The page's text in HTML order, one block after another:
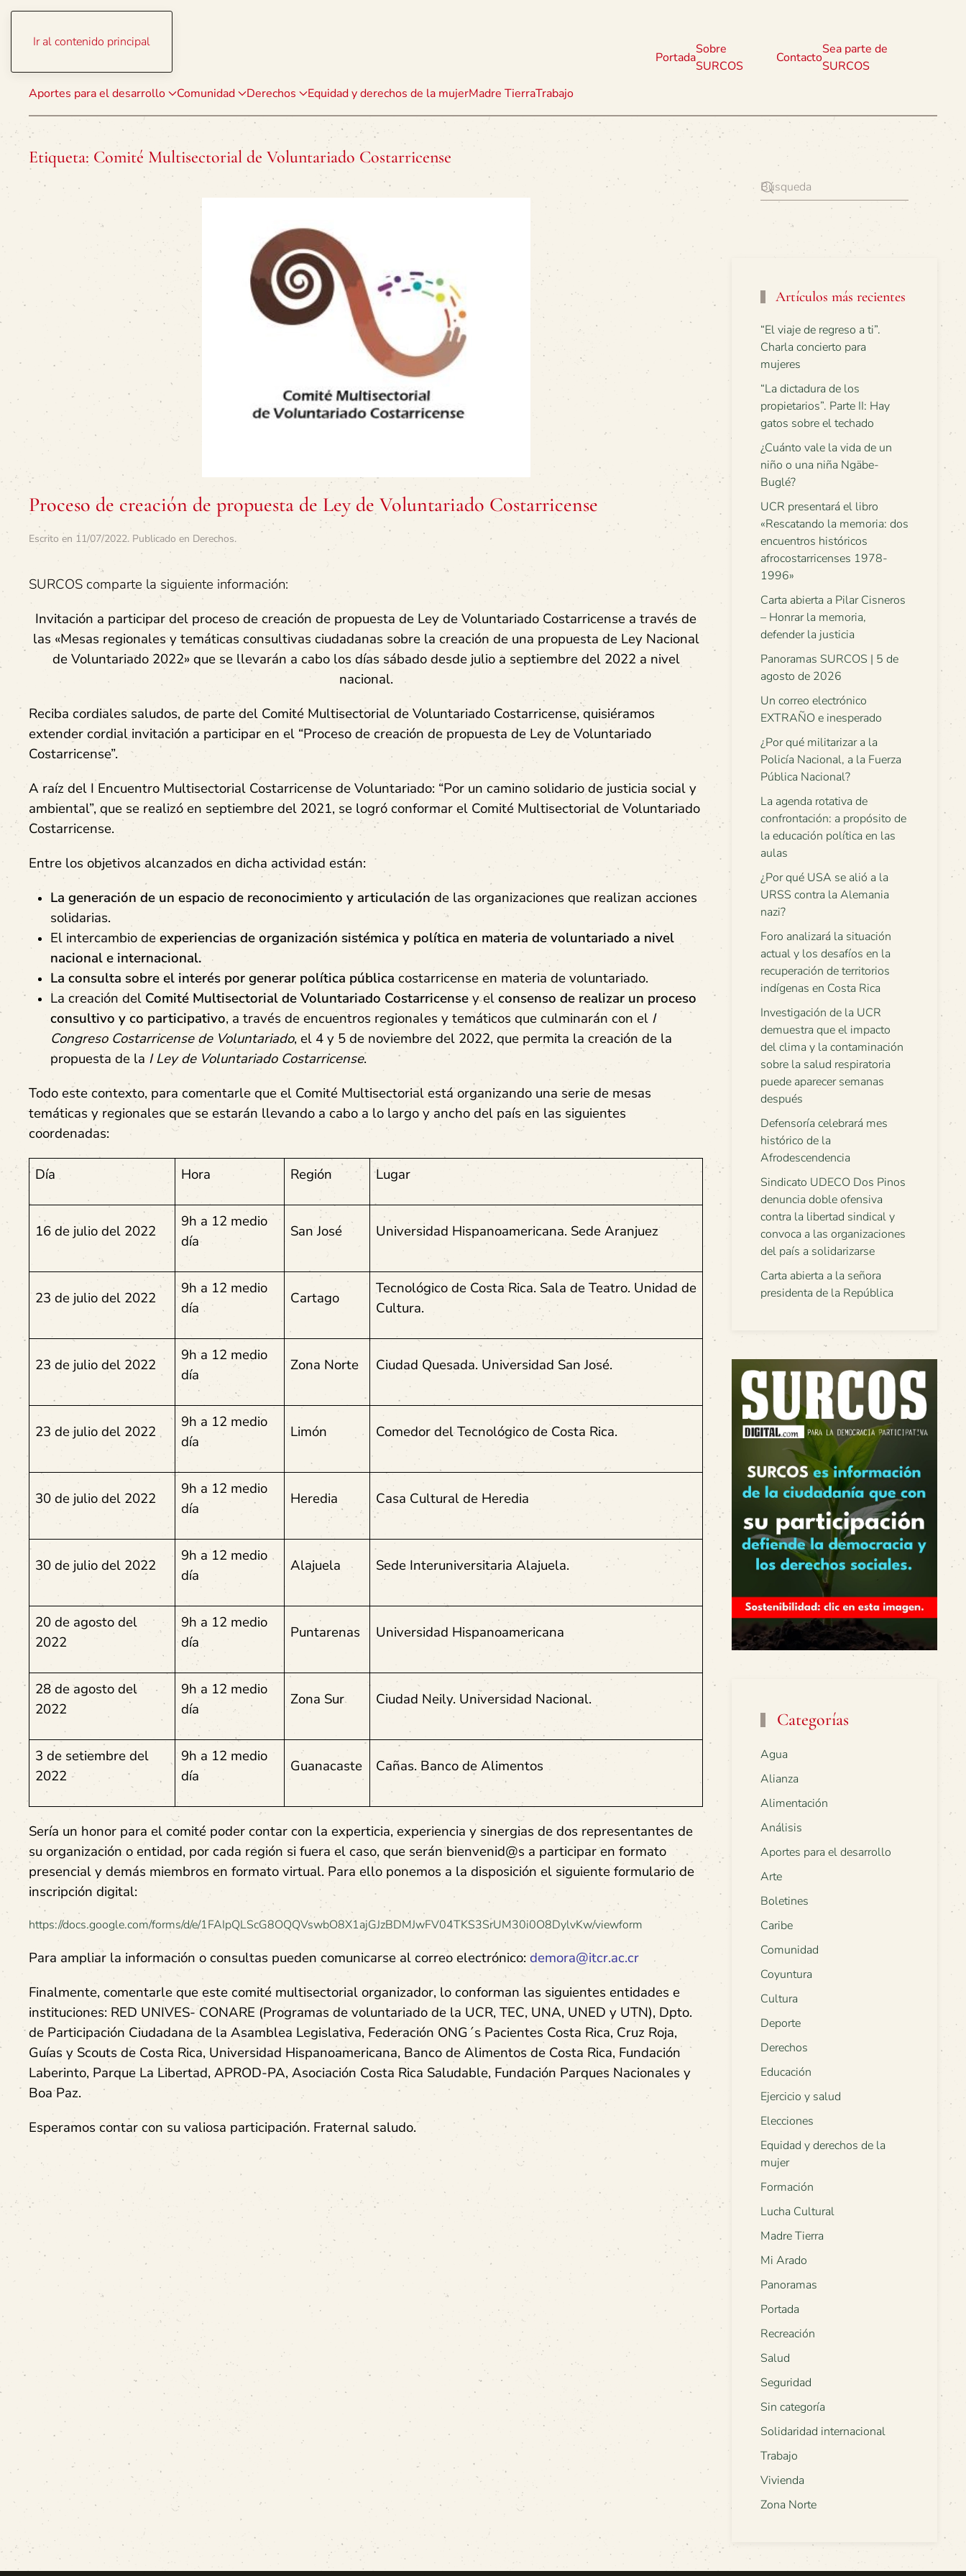
Ir al contenido principal
Aportes para el desarrollo Comunidad Derechos Equidad y derechos de la mujerMadre TierraTrabajo
Portada
Sobre
SURCOS
Contacto
Sea parte de
SURCOS
Etiqueta: Comité Multisectorial de Voluntariado Costarricense
Proceso de creación de propuesta de Ley de Voluntariado Costarricense
Escrito en 11/07/2022. Publicado en Derechos.
SURCOS comparte la siguiente información:
Invitación a participar del proceso de creación de propuesta de Ley de Voluntariado Costarricense a través de
las «Mesas regionales y temáticas consultivas ciudadanas sobre la creación de una propuesta de Ley Nacional
de Voluntariado 2022» que se llevarán a cabo los días sábado desde julio a septiembre del 2022 a nivel
nacional.
Reciba cordiales saludos, de parte del Comité Multisectorial de Voluntariado Costarricense, quisiéramos
extender cordial invitación a participar en el “Proceso de creación de propuesta de Ley de Voluntariado
Costarricense”.
A raíz del I Encuentro Multisectorial Costarricense de Voluntariado: “Por un camino solidario de justicia social y
ambiental”, que se realizó en septiembre del 2021, se logró conformar el Comité Multisectorial de Voluntariado
Costarricense.
Entre los objetivos alcanzados en dicha actividad están:
La generación de un espacio de reconocimiento y articulación de las organizaciones que realizan acciones
solidarias.
El intercambio deexperiencias de organización sistémica y política en materia de voluntariado a nivel
nacional e internacional.
La consulta sobre el interés por generar política pública costarricense en materia de voluntariado.
La creación delComité Multisectorial de Voluntariado Costarricensey elconsenso de realizar un proceso
consultivo y co participativo, a través de encuentros regionales y temáticos que culminarán con el I
Congreso Costarricense de Voluntariado, el 4 y 5 de noviembre del 2022, que permita la creación de la
propuesta de la I Ley de Voluntariado Costarricense.
Todo este contexto, para comentarle que el Comité Multisectorial está organizando una serie de mesas
temáticas y regionales que se estarán llevando a cabo a lo largo y ancho del país en las siguientes
coordenadas:
Día Hora Región Lugar
16 de julio del 2022
9h a 12 medio
día
San José Universidad Hispanoamericana. Sede Aranjuez
23 de julio del 2022
9h a 12 medio
día
Cartago
Tecnológico de Costa Rica. Sala de Teatro. Unidad de
Cultura.
23 de julio del 2022
9h a 12 medio
día
Zona Norte Ciudad Quesada. Universidad San José.
23 de julio del 2022
9h a 12 medio
día
Limón Comedor del Tecnológico de Costa Rica.
30 de julio del 2022
9h a 12 medio
día
Heredia Casa Cultural de Heredia
30 de julio del 2022
9h a 12 medio
día
Alajuela Sede Interuniversitaria Alajuela.
20 de agosto del
2022
9h a 12 medio
día
Puntarenas Universidad Hispanoamericana
28 de agosto del
2022
9h a 12 medio
día
Zona Sur Ciudad Neily. Universidad Nacional.
3 de setiembre del
2022
9h a 12 medio
día
Guanacaste Cañas. Banco de Alimentos
Sería un honor para el comité poder contar con la experticia, experiencia y sinergias de dos representantes de
su organización o entidad, por cada región si fuera el caso, que serán bienvenid@s a participar en formato
presencial y demás miembros en formato virtual. Para ello ponemos a la disposición el siguiente formulario de
inscripción digital:
https://docs.google.com/forms/d/e/1FAIpQLScG8OQQVswbO8X1ajGJzBDMJwFV04TKS3SrUM30i0O8DylvKw/viewform
Para ampliar la información o consultas pueden comunicarse al correo electrónico: demora@itcr.ac.cr
Finalmente, comentarle que este comité multisectorial organizador, lo conforman las siguientes entidades e
instituciones: RED UNIVES- CONARE (Programas de voluntariado de la UCR, TEC, UNA, UNED y UTN), Dpto.
de Participación Ciudadana de la Asamblea Legislativa, Federación ONG´s Pacientes Costa Rica, Cruz Roja,
Guías y Scouts de Costa Rica, Universidad Hispanoamericana, Banco de Alimentos de Costa Rica, Fundación
Laberinto, Parque La Libertad, APROD-PA, Asociación Costa Rica Saludable, Fundación Parques Nacionales y
Boa Paz.
Esperamos contar con su valiosa participación. Fraternal saludo.
Artículos más recientes
“El viaje de regreso a ti”.
Charla concierto para
mujeres
“La dictadura de los
propietarios”. Parte II: Hay
gatos sobre el techado
¿Cuánto vale la vida de un
niño o una niña Ngäbe-
Buglé?
UCR presentará el libro
«Rescatando la memoria: dos
encuentros históricos
afrocostarricenses 1978-
1996»
Carta abierta a Pilar Cisneros
– Honrar la memoria,
defender la justicia
Panoramas SURCOS | 5 de
agosto de 2026
Un correo electrónico
EXTRAÑO e inesperado
¿Por qué militarizar a la
Policía Nacional, a la Fuerza
Pública Nacional?
La agenda rotativa de
confrontación: a propósito de
la educación política en las
aulas
¿Por qué USA se alió a la
URSS contra la Alemania
nazi?
Foro analizará la situación
actual y los desafíos en la
recuperación de territorios
indígenas en Costa Rica
Investigación de la UCR
demuestra que el impacto
del clima y la contaminación
sobre la salud respiratoria
puede aparecer semanas
después
Defensoría celebrará mes
histórico de la
Afrodescendencia
Sindicato UDECO Dos Pinos
denuncia doble ofensiva
contra la libertad sindical y
convoca a las organizaciones
del país a solidarizarse
Carta abierta a la señora
presidenta de la República
Categorías
Agua
Alianza
Alimentación
Análisis
Aportes para el desarrollo
Arte
Boletines
Caribe
Comunidad
Coyuntura
Cultura
Deporte
Derechos
Educación
Ejercicio y salud
Elecciones
Equidad y derechos de la
mujer
Formación
Lucha Cultural
Madre Tierra
Mi Arado
Panoramas
Portada
Recreación
Salud
Seguridad
Sin categoría
Solidaridad internacional
Trabajo
Vivienda
Zona Norte